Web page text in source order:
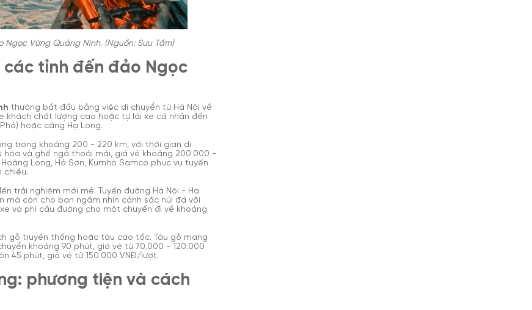
Vừng Quảng Ninh. (Nguồn: Sưu Tầm)
các tỉnh đến đảo Ngọc
thường bắt đầu bằng việc di chuyển từ Hà Nội về
khách chất lượng cao hoặc tự lái xe cá nhân đến
hoặc cảng Hạ Long.
trong khoảng 200 - 220 km, với thời gian di
hòa và ghế ngả thoải mái, giá vé khoảng 200.000 -
Long, Hà Sơn, Kumho Samco phục vụ tuyến
chiều.
trải nghiệm mới mẻ. Tuyến đường Hà Nội - Hạ
còn cho bạn ngắm nhìn cảnh sắc núi đá vôi
và phí cầu đường cho một chuyến đi về khoảng
gỗ truyền thống hoặc tàu cao tốc. Tàu gỗ mang
khoảng 90 phút, giá vé từ 70.000 - 120.000
45 phút, giá vé từ 150.000 VNĐ/lượt.
phương tiện và cách